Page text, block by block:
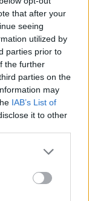
that after your
seeing
utilized by
parties prior to
the further
parties on the
may
IAB’s List of
it to other